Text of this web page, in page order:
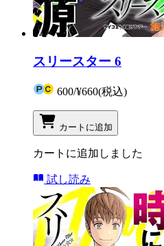
スリースター 6
600/¥660(税込)
カートに追加
カートに追加しました
試し読み